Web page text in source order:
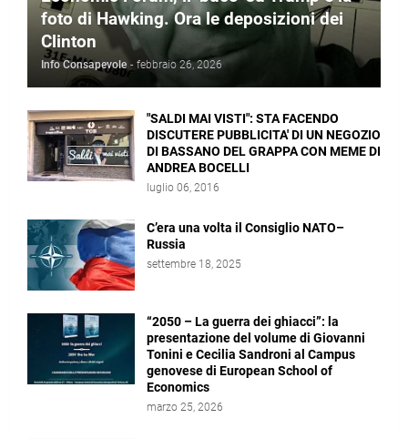
foto di Hawking. Ora le deposizioni dei
Clinton
Info Consapevole - febbraio 26, 2026
"SALDI MAI VISTI": STA FACENDO
DISCUTERE PUBBLICITA' DI UN NEGOZIO
DI BASSANO DEL GRAPPA CON MEME DI
ANDREA BOCELLI
luglio 06, 2016
C’era una volta il Consiglio NATO–
Russia
settembre 18, 2025
“2050 – La guerra dei ghiacci”: la
presentazione del volume di Giovanni
Tonini e Cecilia Sandroni al Campus
genovese di European School of
Economics
marzo 25, 2026